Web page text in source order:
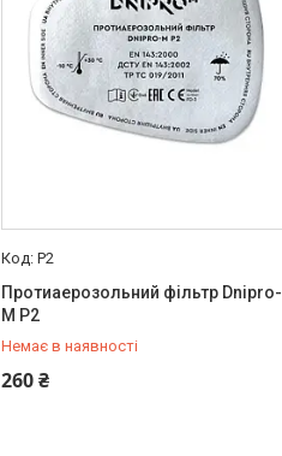
Р2
Протиаерозольний фільтр Dnipro-
M Р2
Немає в наявності
260 ₴
+380 (50) 579-79-28